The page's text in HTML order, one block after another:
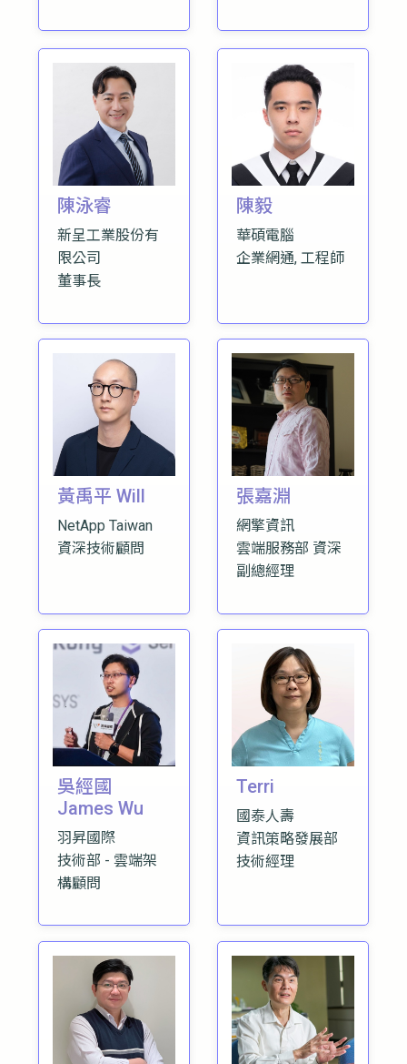
陳泳睿
新呈工業股份有
限公司
董事長
陳毅
華碩電腦
企業網通, 工程師
黃禹平 Will
NetApp Taiwan
資深技術顧問
張嘉淵
網擎資訊
雲端服務部 資深
副總經理
吳經國
James Wu
羽昇國際
技術部 - 雲端架
構顧問
Terri
國泰人壽
資訊策略發展部
技術經理